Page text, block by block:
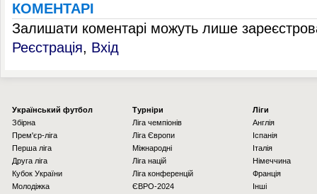
КОМЕНТАРІ
Залишати коментарі можуть лише
Реєстрація, Вхід
Українcький футбол
Збірна
Прем'єр-ліга
Перша ліга
Друга ліга
Кубок України
Молодіжка
Турніри
Ліга чемпіонів
Ліга Європи
Міжнародні
Ліга націй
Ліга конференцій
ЄВРО-2024
Ліги
Англія
Іспанія
Італія
Німеччина
Франція
Інші